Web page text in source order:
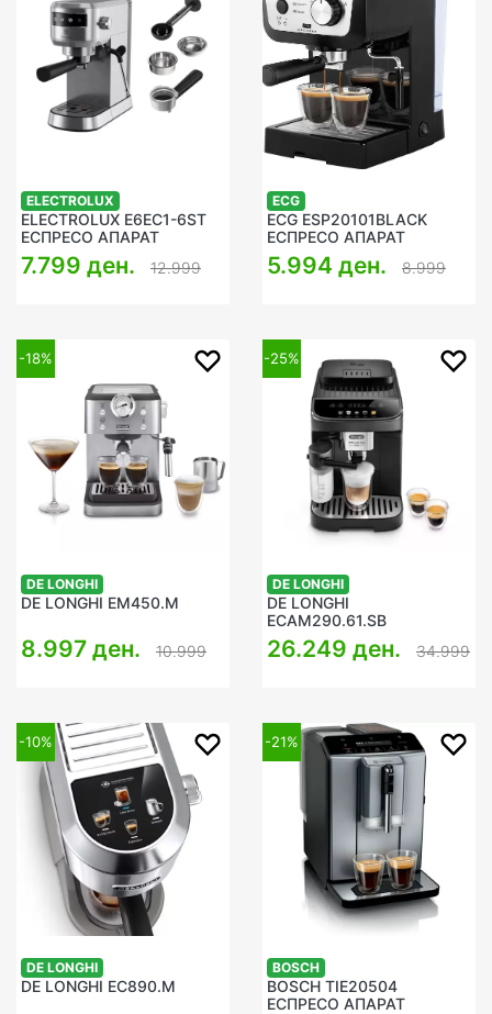
ELECTROLUX
ELECTROLUX E6EC1-6ST
ЕСПРЕСО АПАРАТ
7.799 ден. 12.999
ECG
ECG ESP20101BLACK
ЕСПРЕСО АПАРАТ
5.994 ден. 8.999
-18%
DE LONGHI
DE LONGHI EM450.M
8.997 ден. 10.999
-25%
DE LONGHI
DE LONGHI
ECAM290.61.SB
26.249 ден. 34.999
-10%
DE LONGHI
DE LONGHI EC890.M
-21%
BOSCH
BOSCH TIE20504
ЕСПРЕСО АПАРАТ